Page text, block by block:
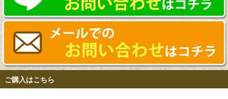
ご購入はこちら